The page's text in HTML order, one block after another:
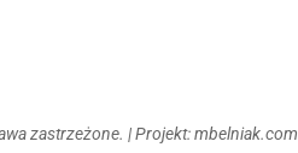
zastrzeżone. | Projekt: mbelniak.com